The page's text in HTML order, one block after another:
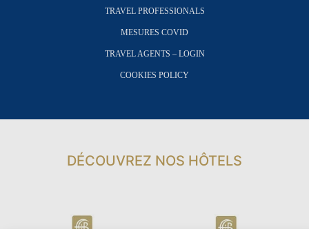
TRAVEL PROFESSIONALS
MESURES COVID
TRAVEL AGENTS – LOGIN
COOKIES POLICY
DÉCOUVREZ NOS HÔTELS